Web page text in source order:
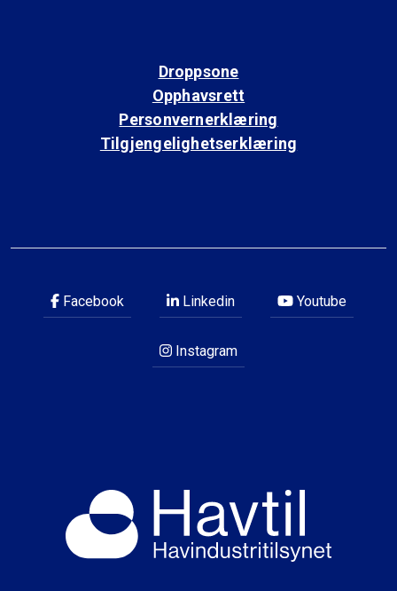
Droppsone
Opphavsrett
Personvernerklæring
Tilgjengelighetserklæring
Facebook Linkedin Youtube
Instagram